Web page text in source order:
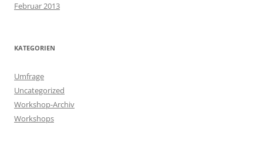
Februar 2013
KATEGORIEN
Umfrage
Uncategorized
Workshop-Archiv
Workshops